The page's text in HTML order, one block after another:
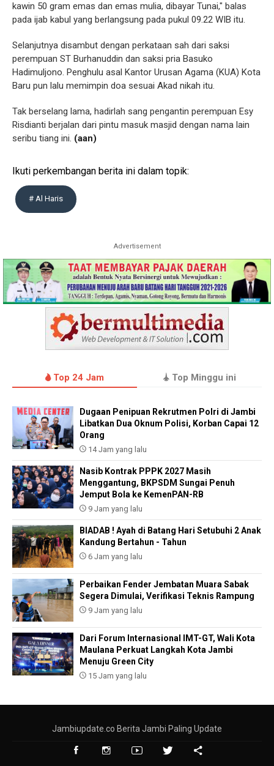
kawin 50 gram emas dan emas mulia, dibayar Tunai," balas
pada ijab kabul yang berlangsung pada pukul 09.22 WIB itu.
Selanjutnya disambut dengan perkataan sah dari saksi
perempuan ST Burhanuddin dan saksi pria Basuko
Hadimuljono. Penghulu asal Kantor Urusan Agama (KUA) Kota
Baru pun lalu memimpin doa sesuai Akad nikah itu.
Tak berselang lama, hadirlah sang pengantin perempuan Esy
Risdianti berjalan dari pintu masuk masjid dengan nama lain
seribu tiang ini. (aan)
Ikuti perkembangan berita ini dalam topik:
# Al Haris
Advertisement
Top 24 Jam Top Minggu ini
Dugaan Penipuan Rekrutmen Polri di Jambi
Libatkan Dua Oknum Polisi, Korban Capai 12
Orang
14 Jam yang lalu
Nasib Kontrak PPPK 2027 Masih
Menggantung, BKPSDM Sungai Penuh
Jemput Bola ke KemenPAN-RB
9 Jam yang lalu
BIADAB ! Ayah di Batang Hari Setubuhi 2 Anak
Kandung Bertahun - Tahun
6 Jam yang lalu
Perbaikan Fender Jembatan Muara Sabak
Segera Dimulai, Verifikasi Teknis Rampung
9 Jam yang lalu
Dari Forum Internasional IMT-GT, Wali Kota
Maulana Perkuat Langkah Kota Jambi
Menuju Green City
15 Jam yang lalu
Jambiupdate.co Berita Jambi Paling Update